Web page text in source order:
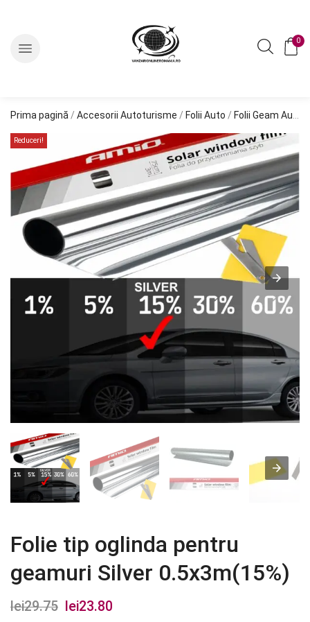
0
Prima pagină / Accesorii Autoturisme / Folii Auto / Folii Geam Auto
Reduceri!
Folie tip oglinda pentru
geamuri Silver 0.5x3m(15%)
lei29.75
Prețul
lei23.80